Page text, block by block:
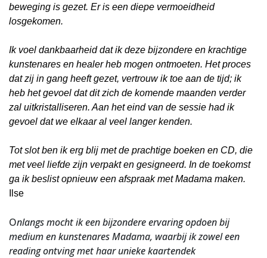
beweging is gezet. Er is een diepe vermoeidheid
losgekomen.
Ik voel dankbaarheid dat ik deze bijzondere en krachtige
kunstenares en healer heb mogen ontmoeten. Het proces
dat zij in gang heeft gezet, vertrouw ik toe aan de tijd; ik
heb het gevoel dat dit zich de komende maanden verder
zal uitkristalliseren. Aan het eind van de sessie had ik
gevoel dat we elkaar al veel langer kenden.
Tot slot ben ik erg blij met de prachtige boeken en CD, die
met veel liefde zijn verpakt en gesigneerd. In de toekomst
ga ik beslist opnieuw een afspraak met Madama maken.
Ilse
Onlangs mocht ik een bijzondere ervaring opdoen bij
medium en kunstenares Madama, waarbij ik zowel een
reading ontving met haar unieke kaartendek